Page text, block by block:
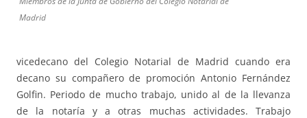
Madrid
vicedecano del Colegio Notarial de Madrid cuando era
decano su compañero de promoción Antonio Fernández
Golfin. Periodo de mucho trabajo, unido al de la llevanza
de la notaría y a otras muchas actividades. Trabajo